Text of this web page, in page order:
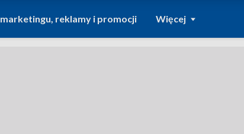
marketingu, reklamy i promocji Więcej